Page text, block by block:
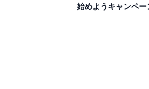
始めようキャンペ